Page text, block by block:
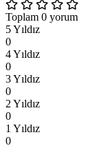
Toplam 0 yorum
5 Yıldız
0
4 Yıldız
0
3 Yıldız
0
2 Yıldız
0
1 Yıldız
0